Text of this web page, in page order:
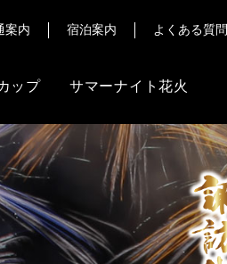
案内 宿泊案内 よくある質問
様
ップ サマーナイト花火